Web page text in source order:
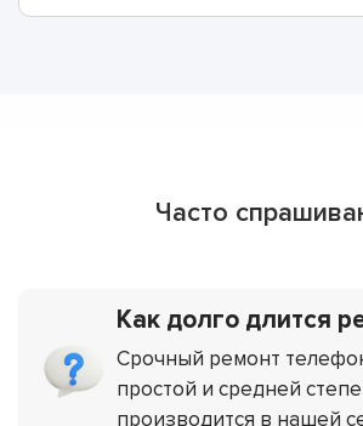
Часто
Как долго длится
Срочный ремонт
простой и средней
производится в нашей